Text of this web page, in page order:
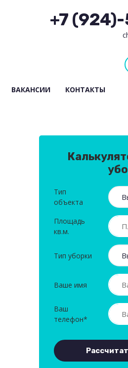
+7
ВАКАНСИИ КОНТАКТЫ
Тип
объекта
Площадь
кв.м.
Тип уборки
Ваше имя
Ваш
телефон*